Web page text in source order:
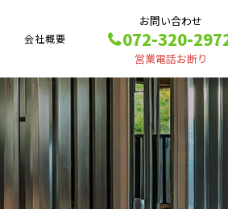
会社概要
お問い合わせ
072-320-
営業電話お断り